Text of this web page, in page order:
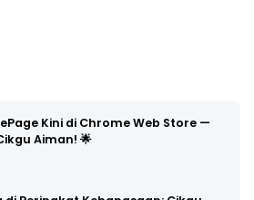
Kini di Chrome Web Store —
Aiman! 🌟